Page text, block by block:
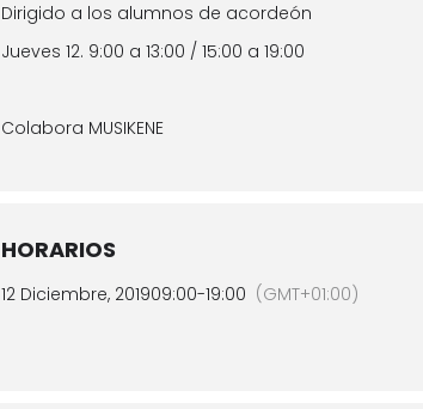
Dirigido a los alumnos de acordeón
Jueves 12. 9:00 a 13:00 / 15:00 a 19:00
Colabora MUSIKENE
HORARIOS
12 Diciembre, 201909:00-19:00 (GMT+01:00)